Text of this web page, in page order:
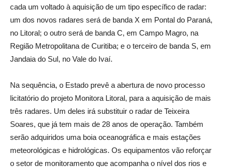
cada um voltado à aquisição de um tipo específico de radar:
um dos novos radares será de banda X em Pontal do Paraná,
no Litoral; o outro será de banda C, em Campo Magro, na
Região Metropolitana de Curitiba; e o terceiro de banda S, em
Jandaia do Sul, no Vale do Ivaí.
Na sequência, o Estado prevê a abertura de novo processo
licitatório do projeto Monitora Litoral, para a aquisição de mais
três radares. Um deles irá substituir o radar de Teixeira
Soares, que já tem mais de 28 anos de operação. Também
serão adquiridos uma boia oceanográfica e mais estações
meteorológicas e hidrológicas. Os equipamentos vão reforçar
o setor de monitoramento que acompanha o nível dos rios e